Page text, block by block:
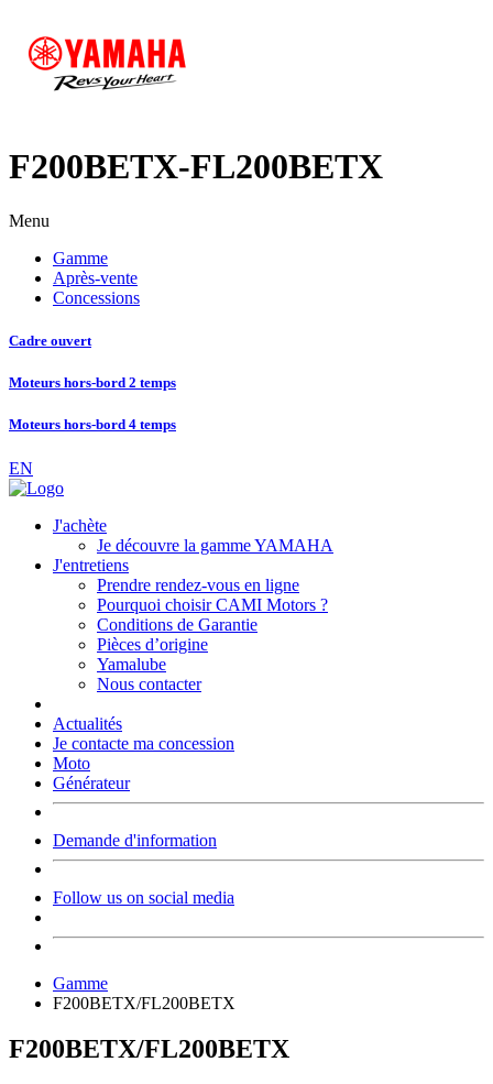
F200BETX-FL200BETX
Menu
Gamme
Après-vente
Concessions
Cadre ouvert
Moteurs hors-bord 2 temps
Moteurs hors-bord 4 temps
EN
J'achète
Je découvre la gamme YAMAHA
J'entretiens
Prendre rendez-vous en ligne
Pourquoi choisir CAMI Motors ?
Conditions de Garantie
Pièces d’origine
Yamalube
Nous contacter
Actualités
Je contacte ma concession
Moto
Générateur
Demande d'information
Follow us on social media
Gamme
F200BETX/FL200BETX
F200BETX/FL200BETX